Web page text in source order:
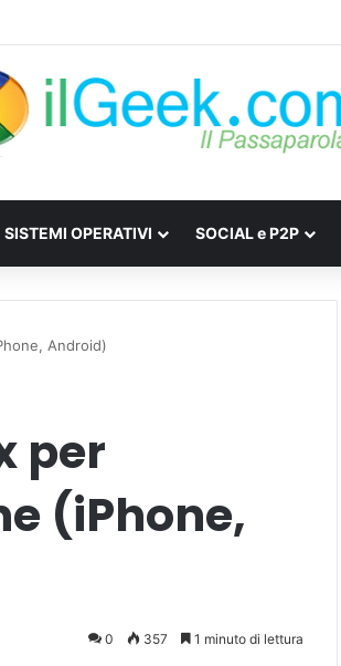
Spyware e Microspie di Nuova Generazione
SISTEMI OPERATIVI SOCIAL e P2P
Android)
per
(iPhone,
0 357 1 minuto di lettura